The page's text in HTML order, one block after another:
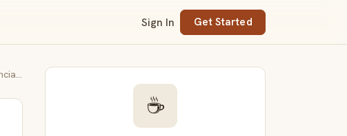
Sign In Get Started
Auxiliar Administrativo - Instituto do Cérebro - Vaga destinada a pessoas com deficiência (PCD)
☕